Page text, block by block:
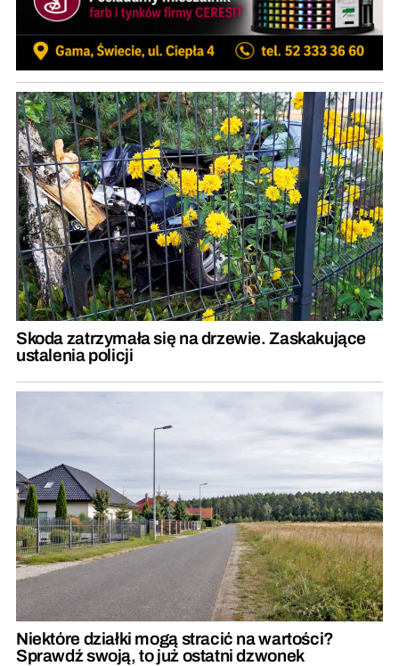
Skoda zatrzymała się na drzewie. Zaskakujące
ustalenia policji
Niektóre działki mogą stracić na wartości?
Sprawdź swoją, to już ostatni dzwonek